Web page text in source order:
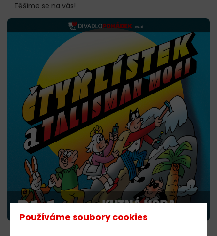
Těšíme se na vás!
Používáme soubory cookies